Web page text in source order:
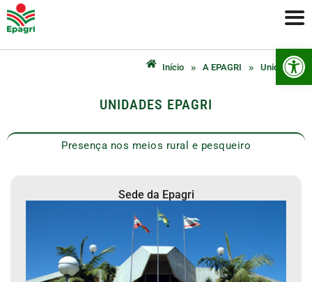
Início » A EPAGRI » Unidades
UNIDADES EPAGRI
Presença nos meios rural e pesqueiro
Sede da Epagri